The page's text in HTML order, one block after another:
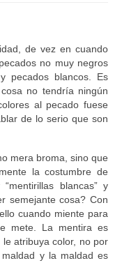
de vez en cuando
no muy negros
pecados blancos. Es
no tendría ningún
al pecado fuese
de lo serio que son
mera broma, sino que
la costumbre de
blancas” y
semejante cosa? Con
cuando miente para
mete. La mentira es
atribuya color, no por
y la maldad es